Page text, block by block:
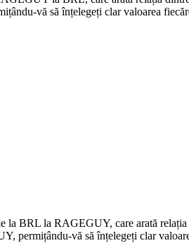
vă să înțelegeți clar valoarea
la BRL la RAGEGUY, care arată
permițându-vă să înțelegeți clar